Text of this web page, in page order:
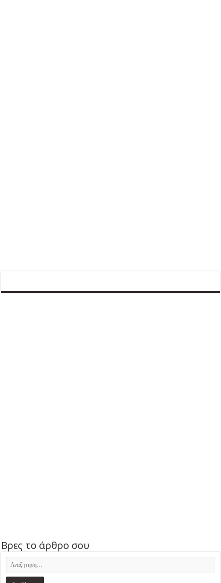
Βρες το άρθρο σου